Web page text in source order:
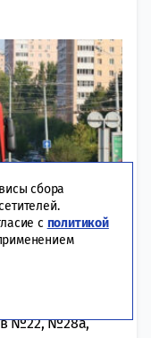
№22, №28а,
сбора
с политикой